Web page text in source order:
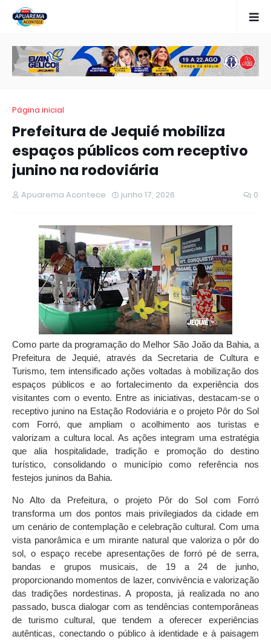
Página inicial
Prefeitura de Jequié mobiliza
espaços públicos com receptivo
junino na rodoviária
Apuarema Acontece junho 17, 2026 0
Como parte da programação do Melhor São João da Bahia, a
Prefeitura de Jequié, através da Secretaria de Cultura e
Turismo, tem intensificado ações voltadas à mobilização dos
espaços públicos e ao fortalecimento da experiência dos
visitantes com o evento. Entre as iniciativas, destacam-se o
receptivo junino na Estação Rodoviária e o projeto Pôr do Sol
com Forró, que ampliam o acolhimento aos turistas e
valorizam a cultura local. As ações integram uma estratégia
que alia hospitalidade, tradição e promoção do destino
turístico, consolidando o município como referência nos
festejos juninos da Bahia.
No Alto da Prefeitura, o projeto Pôr do Sol com Forró
transforma um dos pontos mais privilegiados da cidade em
um cenário de contemplação e celebração cultural. Com uma
vista panorâmica e um mirante natural que valoriza o pôr do
sol, o espaço recebe apresentações de forró pé de serra,
bandas e grupos musicais, de 19 a 24 de junho,
proporcionando momentos de lazer, convivência e valorização
das tradições nordestinas. A proposta, já realizada no ano
passado, busca dialogar com as tendências contemporâneas
de turismo cultural, que tendem a oferecer experiências
autênticas, conectando o público à identidade e à paisagem